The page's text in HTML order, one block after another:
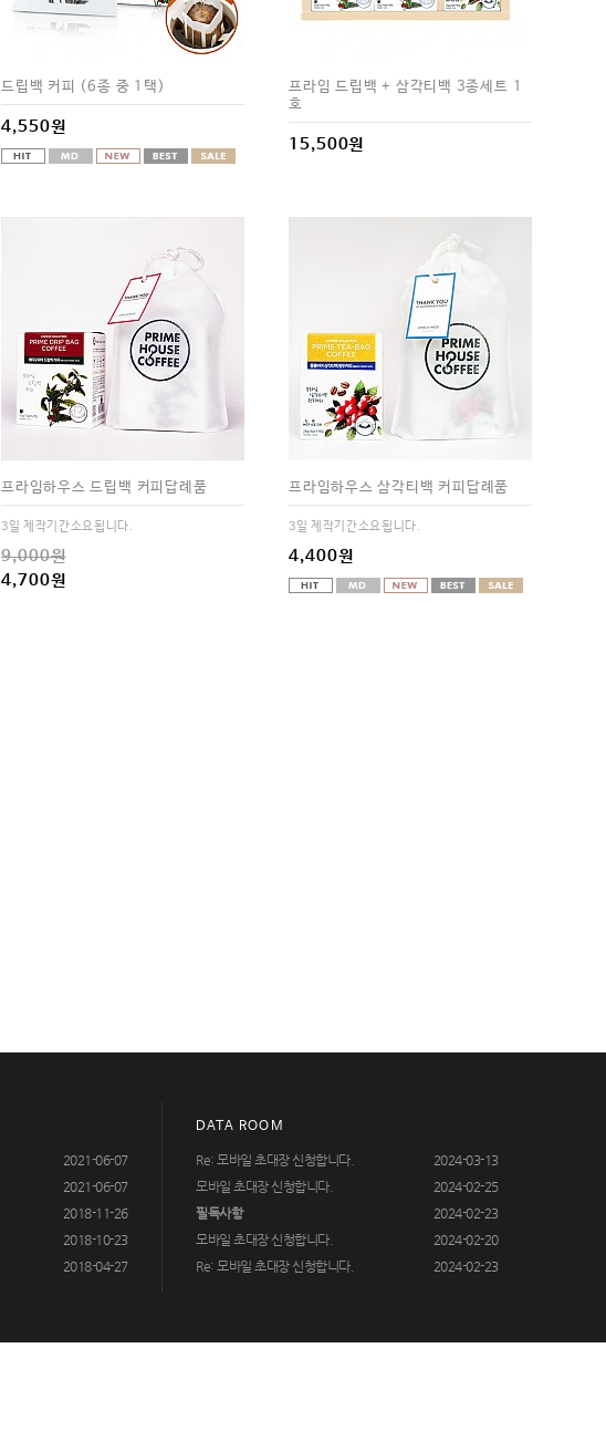
드립백 커피 (6종 중 1택)
4,550원
프라임 드립백 + 삼각티백 3종세트 1
호
15,500원
프라임하우스 드립백 커피답례품
3일 제작기간소요됩니다.
9,000원
4,700원
프라임하우스 삼각티백 커피답례품
3일 제작기간소요됩니다.
4,400원
2021-06-07
2021-06-07
2018-11-26
2018-10-23
2018-04-27
DATA ROOM
Re: 모바일 초대장 신청합니다.
2024-03-13
모바일 초대장 신청합니다.
2024-02-25
필독사항
2024-02-23
모바일 초대장 신청합니다.
2024-02-20
Re: 모바일 초대장 신청합니다.
2024-02-23